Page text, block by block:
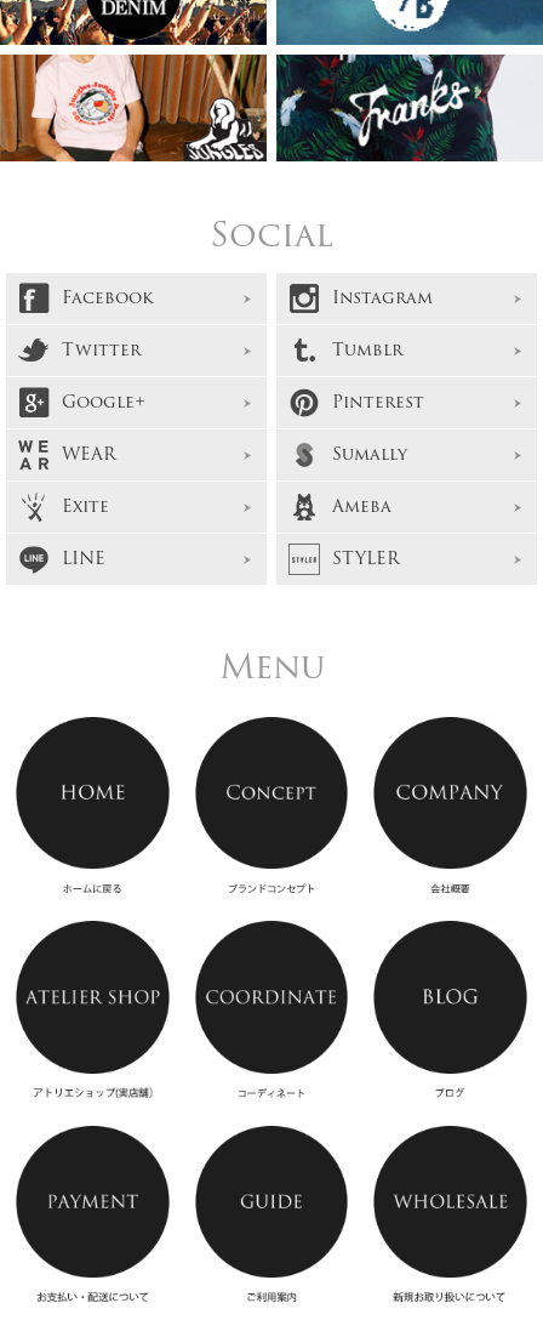
Social
Facebook
Instagram
Twitter
Tumblr
Google+
Pinterest
WEAR
Sumally
Exite
Ameba
LINE
STYLER
Menu